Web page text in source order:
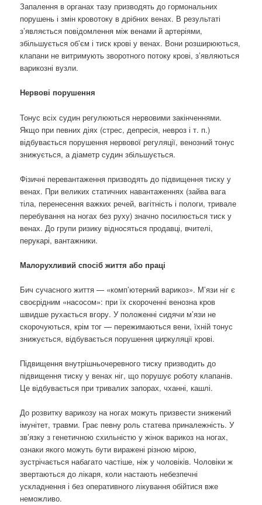
Запалення в органах тазу призводять до гормональних
порушень і змін кровотоку в дрібних венах. В результаті
з’являється повідомлення між венами й артеріями,
збільшується об’єм і тиск крові у венах. Вони розширюються,
клапани не витримують зворотного потоку крові, з’являються
варикозні вузли.
Нервові порушення
Тонус всіх судин регулюються нервовими закінченнями.
Якщо при певних діях (стрес, депресія, невроз і т. п.)
відбувається порушення нервової регуляції, венозний тонус
знижується, а діаметр судин збільшується.
Фізичні перевантаження призводять до підвищення тиску у
венах. При великих статичних навантаженнях (зайва вага
тіла, перенесення важких речей, вагітність і пологи, тривале
перебування на ногах без руху) значно посилюється тиск у
венах. До групи ризику відносяться продавці, вчителі,
перукарі, вантажники.
Малорухливий спосіб життя або праці
Бич сучасного життя — «комп’ютерний варикоз». М’язи ніг є
своєрідним «насосом»: при їх скороченні венозна кров
швидше рухається вгору. У положенні сидячи м’язи не
скорочуються, крім тог — пережимаються вени, їхній тонус
знижується, відбувається порушення циркуляції крові.
Підвищення внутрішньочеревного тиску призводить до
підвищення тиску у венах ніг, що порушує роботу клапанів.
Це відбувається при тривалих запорах, чханні, кашлі.
До розвитку варикозу на ногах можуть призвести знижений
імунітет, травми. Грає певну роль статева приналежність. У
зв’язку з генетичною схильністю у жінок варикоз на ногах,
ознаки якого можуть бути виражені різною мірою,
зустрічається набагато частіше, ніж у чоловіків. Чоловіки ж
звертаються до лікаря, коли настають небезпечні
ускладнення і без оперативного лікування обійтися вже
неможливо.